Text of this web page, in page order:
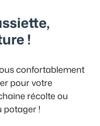
!
confortablement
pour votre
récolte ou
potager !